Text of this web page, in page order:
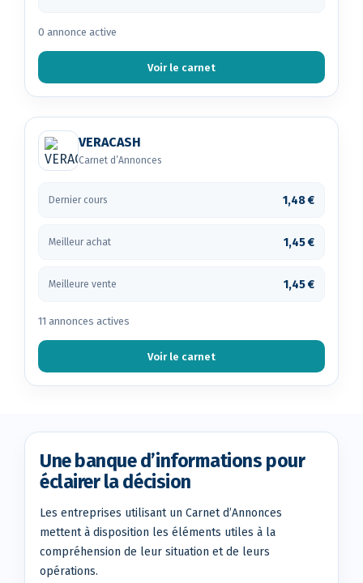
0 annonce active
Voir le carnet
VERACASH
Carnet d’Annonces
Dernier cours 1,48 €
Meilleur achat 1,45 €
Meilleure vente 1,45 €
11 annonces actives
Voir le carnet
Une banque d’informations pour
éclairer la décision
Les entreprises utilisant un Carnet d’Annonces
mettent à disposition les éléments utiles à la
compréhension de leur situation et de leurs
opérations.